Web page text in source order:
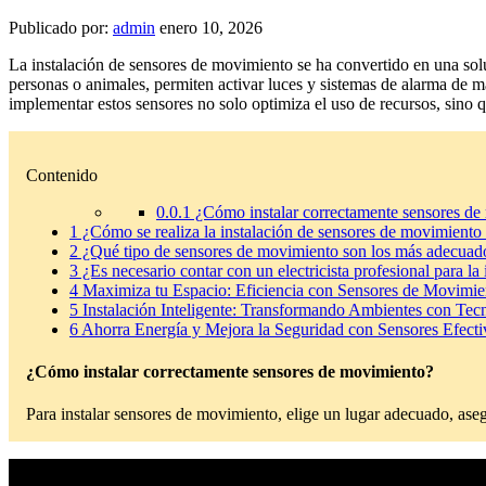
Publicado por: admin enero 10, 2026
La instalación de sensores de movimiento se ha convertido en una
personas o animales, permiten activar luces y sistemas de alarma
implementar estos sensores no solo optimiza el uso de recursos,
Contenido
0.0.1 ¿Cómo instalar correctamente sensores
1 ¿Cómo se realiza la instalación de sensores de
2 ¿Qué tipo de sensores de movimiento son los más
3 ¿Es necesario contar con un electricista profesional para
4 Maximiza tu Espacio: Eficiencia con Sensores de
5 Instalación Inteligente: Transformando Ambientes con
6 Ahorra Energía y Mejora la Seguridad con Sensores
¿Cómo instalar correctamente sensores de movimiento?
Para instalar sensores de movimiento, elige un lugar adecuado,